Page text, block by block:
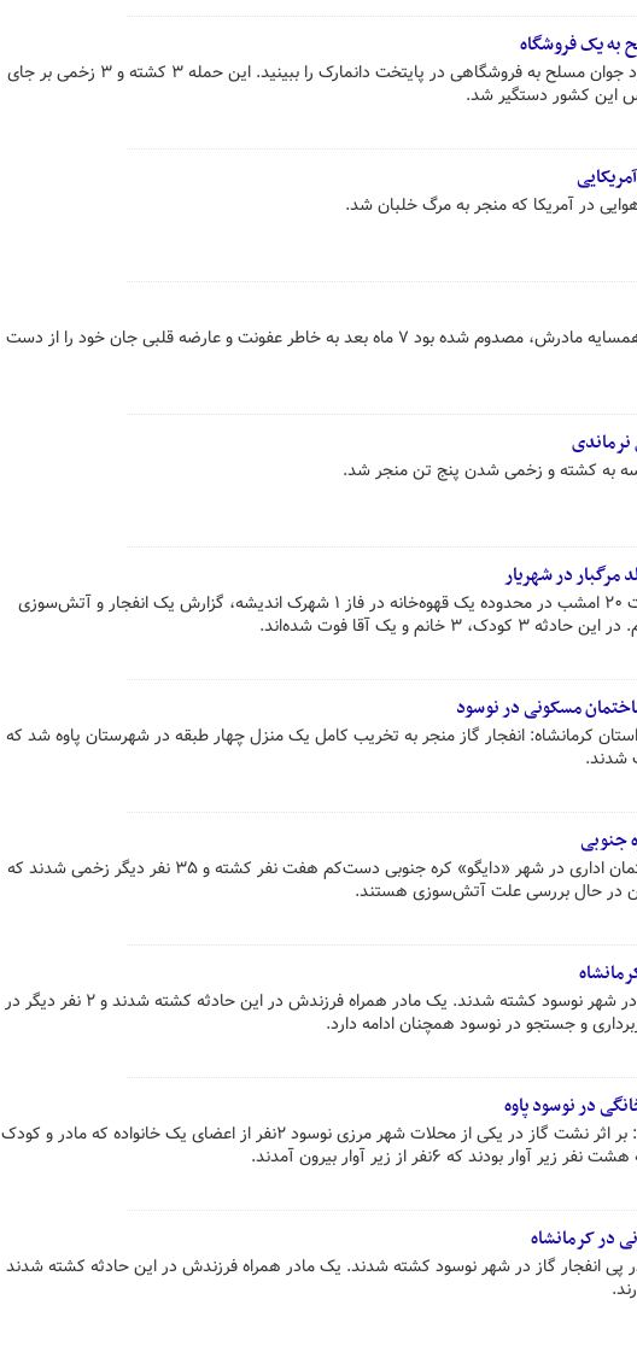
به یک فروشگاه
ویدئویی از لحظات هولناک ورود جوان مسلح به فروشگاهی در پایتخت دانمارک را ببینید. این حمله ۳ کشته و ۳ زخمی بر جای
این کشور دستگیر شد.
در آمریکا که منجر به مرگ خلبان شد.
مرد میانسال که در درگیری با همسایه مادرش، مصدوم شده بود ۷ ماه بعد به خاطر عفونت و عارضه قلبی جان خود را از دست
نرماندی
به کشته و زخمی شدن پنج تن منجر شد.
مرگبار در شهریار
سخنگوی اورژانس: حوالی ساعت ۲۰ امشب در محدوده یک قهوه‌خانه در فاز ۱ شهرک اندیشه، گزارش یک انفجار و آتش‌سوزی
و یک آقا فوت شده‌اند.
مسکونی در نوسود
کرمانشاه: انفجار گاز منجر به تخریب کامل یک منزل چهار طبقه در شهرستان پاوه شد که
شدند.
جنوبی
حادثه آتش‌سوزی در یک ساختمان اداری در شهر «دایگو» کره جنوبی دست‌کم هفت نفر کشته و ۳۵ نفر دیگر زخمی شدند که
تاکنون ۲ نفر در پی انفجار گاز در شهر نوسود کشته شدند. یک مادر همراه فرزندش در این حادثه کشته شدند و ۲ نفر دیگر در
و جستجو در نوسود همچنان ادامه دارد.
در نوسود پاوه
رستمی فرماندار شهرستان پاوه: بر اثر نشت گاز در یکی از محلات شهر مرزی نوسود ۲نفر از اعضای یک خانواده که مادر و کودک
بودند که ۶نفر از زیر آوار بیرون آمدند.
در کرمانشاه
نوسود: تاکنون ۲ نفر در پی انفجار گاز در شهر نوسود کشته شدند. یک مادر همراه فرزندش در این حادثه کشته شدند